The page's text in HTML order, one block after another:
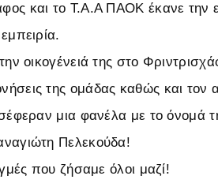
και το Τ.Α.Α ΠΑΟΚ έκανε την
οικογένειά της στο
της ομάδας καθώς και
μια φανέλα με το όνομά
Πελεκούδα!
που ζήσαμε όλοι μαζί!